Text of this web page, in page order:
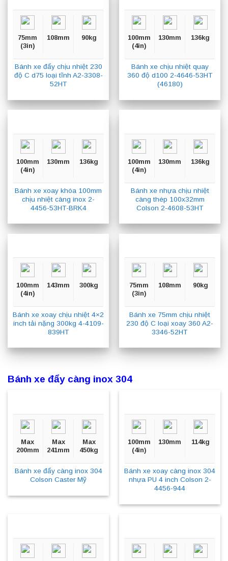
75mm
(3in)
108mm 90kg
Bánh xe đẩy chịu nhiệt 230
độ C d75 loại tĩnh A2-3308-
52HT
100mm
(4in)
130mm 136kg
Bánh xe chịu nhiệt quay
360 độ d100 2-4646-53HT
(46180)
100mm
(4in)
130mm 136kg
Bánh xe xoay khóa 100mm
chịu nhiệt càng inox 2-
4456-53HT-BRK4
100mm
(4in)
130mm 136kg
Bánh xe nhựa chịu nhiệt
càng thép 100x32mm
Colson 2-4608-53HT
100mm
(4in)
143mm 300kg
Bánh xe xoay chịu nhiệt 4×2
inch tải nặng 300kg 4-4109-
839HT
75mm
(3in)
108mm 90kg
Bánh xe 75mm chịu nhiệt
230 độ C loại xoay 360 A2-
3346-52HT
Bánh xe đẩy càng inox 304
Max
200mm
Max
241mm
Max
450kg
Bánh xe đẩy càng inox 304
Colson Caster Mỹ
100mm
(4in)
130mm 114kg
Bánh xe xoay càng inox 304
nhựa PU 4 inch Colson 2-
4456-944